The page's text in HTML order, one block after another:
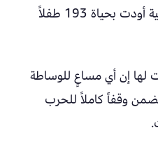
الهجمات الأمريكية والإسرائيلية أودت بحياة 193 طفلاً
لها إن أي مساعٍ للوساطة
وقفاً كاملاً للحرب